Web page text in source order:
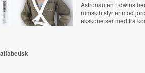
Astronauten Edwins
rumskib styrter mod
ekskone ser med fra
alfabetisk